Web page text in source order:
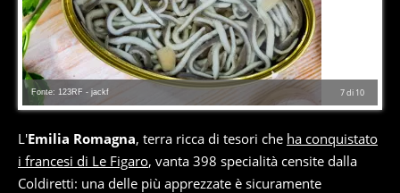
7di 10
Fonte: 123RF - jackf
L'Emilia Romagna, terra ricca di tesori che ha conquistato
i francesi di Le Figaro, vanta 398 specialità censite dalla
Coldiretti: una delle più apprezzate è sicuramente